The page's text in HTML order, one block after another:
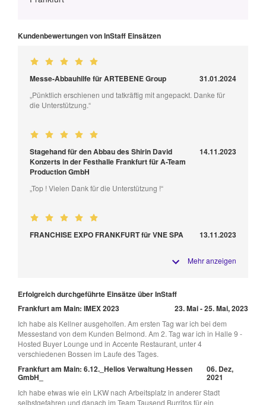
Kundenbewertungen von InStaff Einsätzen
Messe-Abbauhilfe für ARTEBENE Group 31.01.2024
„Pünktlich erschienen und tatkräftig mit angepackt. Danke für
die Unterstützung.“
Stagehand für den Abbau des Shirin David
Konzerts in der Festhalle Frankfurt für A-Team
Production GmbH
14.11.2023
„Top ! Vielen Dank für die Unterstützung !“
FRANCHISE EXPO FRANKFURT für VNE SPA 13.11.2023
Mehr anzeigen
Erfolgreich durchgeführte Einsätze über InStaff
Frankfurt am Main: IMEX 2023
23. Mai - 25. Mai, 2023
Ich habe als Kellner ausgeholfen. Am ersten Tag war ich bei dem
Messestand von dem Kunden Belmond. Am 2. Tag war ich in Halle 9 -
Hosted Buyer Lounge und in Accente Restaurant, unter 4
verschiedenen Bossen im Laufe des Tages.
Frankfurt am Main: 6.12._Helios Verwaltung Hessen
GmbH_
06. Dez,
2021
Ich habe etwas wie ein LKW nach Arbeitsplatz in anderer Stadt
selbstgefahren und danach im Team Tausend Burritos für ein